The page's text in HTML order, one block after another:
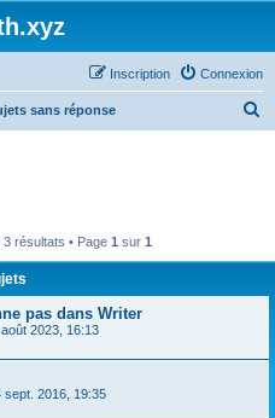
Connexion
Inscription
sans réponse
résultats • Page 1 sur 1
pas dans Writer
2023, 16:13
sept. 2016, 19:35